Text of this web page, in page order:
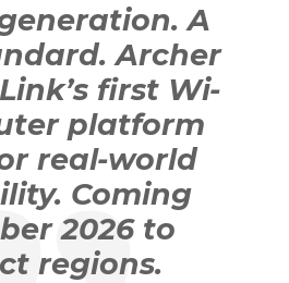
A
Archer
first Wi-
platform
real-world
Coming
2026 to
regions.